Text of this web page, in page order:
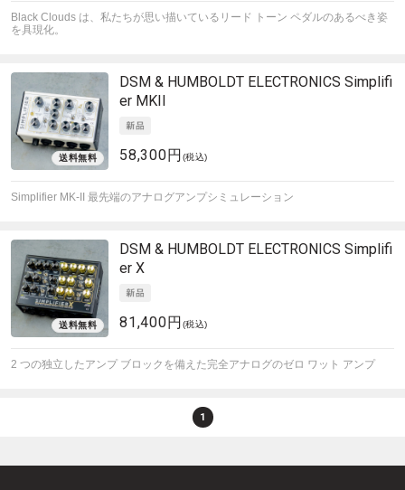
Black Clouds は、私たちが思い描いているリード トーン ペダルのあるべき姿
を具現化。
DSM & HUMBOLDT ELECTRONICS Simplifi
er MKII
58,300円 (税込)
Simplifier MK-II 最先端のアナログアンプシミュレーション
DSM & HUMBOLDT ELECTRONICS Simplifi
er X
81,400円 (税込)
2 つの独立したアンプ ブロックを備えた完全アナログのゼロ ワット アンプ
1